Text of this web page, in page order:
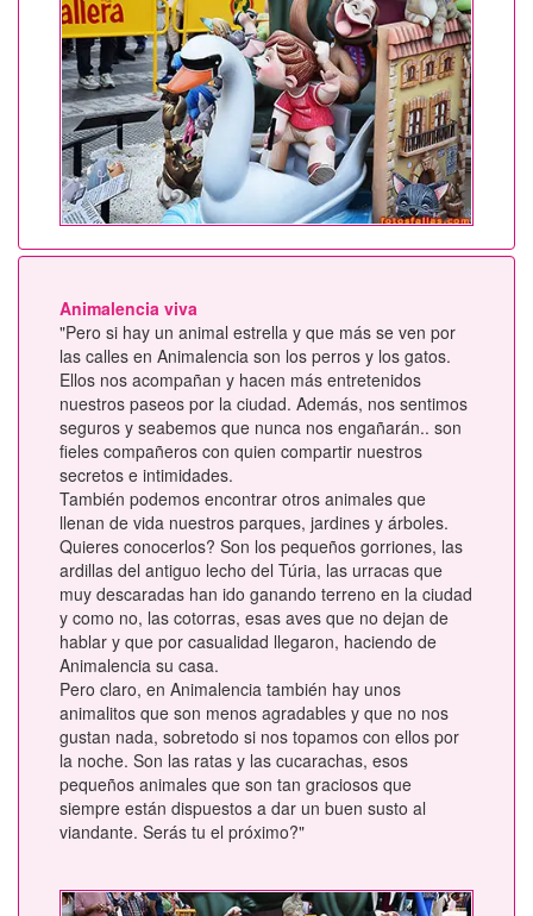
Animalencia viva
"Pero si hay un animal estrella y que más se ven por
las calles en Animalencia son los perros y los gatos.
Ellos nos acompañan y hacen más entretenidos
nuestros paseos por la ciudad. Además, nos sentimos
seguros y seabemos que nunca nos engañarán.. son
fieles compañeros con quien compartir nuestros
secretos e intimidades.
También podemos encontrar otros animales que
llenan de vida nuestros parques, jardines y árboles.
Quieres conocerlos? Son los pequeños gorriones, las
ardillas del antiguo lecho del Túria, las urracas que
muy descaradas han ido ganando terreno en la ciudad
y como no, las cotorras, esas aves que no dejan de
hablar y que por casualidad llegaron, haciendo de
Animalencia su casa.
Pero claro, en Animalencia también hay unos
animalitos que son menos agradables y que no nos
gustan nada, sobretodo si nos topamos con ellos por
la noche. Son las ratas y las cucarachas, esos
pequeños animales que son tan graciosos que
siempre están dispuestos a dar un buen susto al
viandante. Serás tu el próximo?"